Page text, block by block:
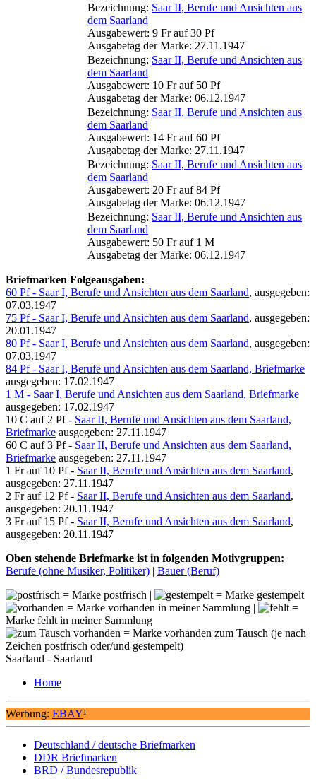
Bezeichnung: Saar II, Berufe und Ansichten aus
dem Saarland
Ausgabewert: 9 Fr auf 30 Pf
Ausgabetag der Marke: 27.11.1947
Bezeichnung: Saar II, Berufe und Ansichten aus
dem Saarland
Ausgabewert: 10 Fr auf 50 Pf
Ausgabetag der Marke: 06.12.1947
Bezeichnung: Saar II, Berufe und Ansichten aus
dem Saarland
Ausgabewert: 14 Fr auf 60 Pf
Ausgabetag der Marke: 27.11.1947
Bezeichnung: Saar II, Berufe und Ansichten aus
dem Saarland
Ausgabewert: 20 Fr auf 84 Pf
Ausgabetag der Marke: 06.12.1947
Bezeichnung: Saar II, Berufe und Ansichten aus
dem Saarland
Ausgabewert: 50 Fr auf 1 M
Ausgabetag der Marke: 06.12.1947
Briefmarken Folgeausgaben:
60 Pf - Saar I, Berufe und Ansichten aus dem Saarland, ausgegeben:
07.03.1947
75 Pf - Saar I, Berufe und Ansichten aus dem Saarland, ausgegeben:
20.01.1947
80 Pf - Saar I, Berufe und Ansichten aus dem Saarland, ausgegeben:
07.03.1947
84 Pf - Saar I, Berufe und Ansichten aus dem Saarland, Briefmarke
ausgegeben: 17.02.1947
1 M - Saar I, Berufe und Ansichten aus dem Saarland, Briefmarke
ausgegeben: 17.02.1947
10 C auf 2 Pf - Saar II, Berufe und Ansichten aus dem Saarland,
Briefmarke ausgegeben: 27.11.1947
60 C auf 3 Pf - Saar II, Berufe und Ansichten aus dem Saarland,
Briefmarke ausgegeben: 27.11.1947
1 Fr auf 10 Pf - Saar II, Berufe und Ansichten aus dem Saarland,
ausgegeben: 27.11.1947
2 Fr auf 12 Pf - Saar II, Berufe und Ansichten aus dem Saarland,
ausgegeben: 20.11.1947
3 Fr auf 15 Pf - Saar II, Berufe und Ansichten aus dem Saarland,
ausgegeben: 20.11.1947
Oben stehende Briefmarke ist in folgenden Motivgruppen:
Berufe (ohne Musiker, Politiker) | Bauer (Beruf)
= Marke postfrisch |
= Marke gestempelt
= Marke vorhanden in meiner Sammlung |
=
Marke fehlt in meiner Sammlung
= Marke vorhanden zum Tausch (je nach
Zeichen postfrisch oder/und gestempelt)
Saarland - Saarland
Home
Werbung: EBAY¹
Deutschland / deutsche Briefmarken
DDR Briefmarken
BRD / Bundesrepublik